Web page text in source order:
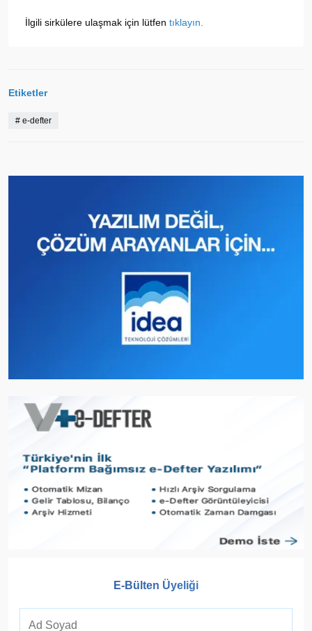
İlgili sirkülere ulaşmak için lütfen tıklayın.
Etiketler
# e-defter
E-Bülten Üyeliği